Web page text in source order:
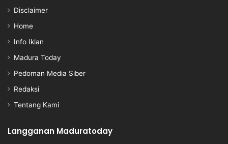
Disclaimer
Home
Info Iklan
Madura Today
Pedoman Media Siber
Redaksi
Tentang Kami
Langganan Maduratoday